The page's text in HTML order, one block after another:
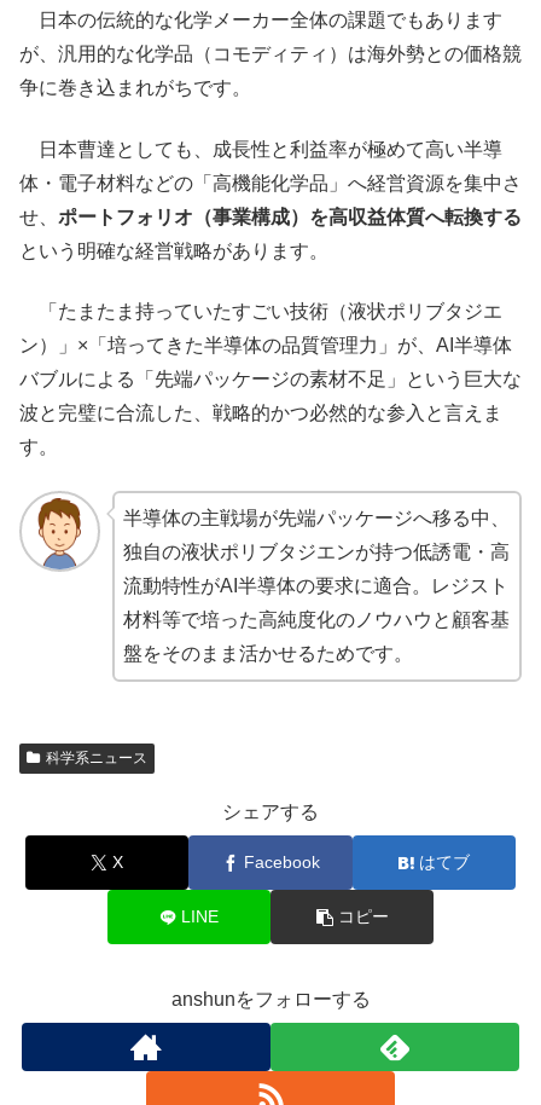
日本の伝統的な化学メーカー全体の課題でもあります
が、汎用的な化学品（コモディティ）は海外勢との価格競
争に巻き込まれがちです。
日本曹達としても、成長性と利益率が極めて高い半導
体・電子材料などの「高機能化学品」へ経営資源を集中さ
せ、 ポートフォリオ（事業構成）を高収益体質へ転換する
という明確な経営戦略があります。
「たまたま持っていたすごい技術（液状ポリブタジエ
ン）」×「培ってきた半導体の品質管理力」が、AI半導体
バブルによる「先端パッケージの素材不足」という巨大な
波と完璧に合流した、戦略的かつ必然的な参入と言えま
す。
半導体の主戦場が先端パッケージへ移る中、
独自の液状ポリブタジエンが持つ低誘電・高
流動特性がAI半導体の要求に適合。レジスト
材料等で培った高純度化のノウハウと顧客基
盤をそのまま活かせるためです。
科学系ニュース
シェアする
X Facebook はてブ
LINE コピー
anshunをフォローする